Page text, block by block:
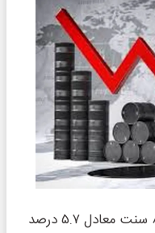
قیمت نفت خام برنت با ۵ دلار و ۸۵ سنت معادل ۵.۷ درصد